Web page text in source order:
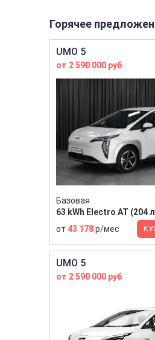
Горячее
UMO 5
от 2 590 000 руб
Базовая
63 kWh Electro AT (204
от 43 178р/мес
UMO 5
от 2 590 000 руб